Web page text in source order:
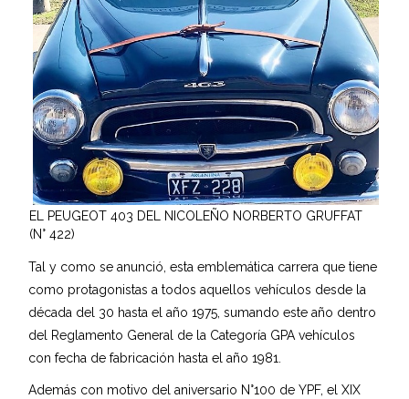
EL PEUGEOT 403 DEL NICOLEÑO NORBERTO GRUFFAT
(N° 422)
Tal y como se anunció, esta emblemática carrera que tiene
como protagonistas a todos aquellos vehículos desde la
década del 30 hasta el año 1975, sumando este año dentro
del Reglamento General de la Categoría GPA vehículos
con fecha de fabricación hasta el año 1981.
Además con motivo del aniversario N°100 de YPF, el XIX